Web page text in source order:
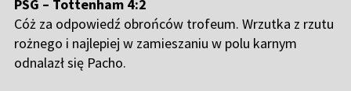
PSG – Tottenham 4:2
Cóż za odpowiedź obrońców trofeum. Wrzutka z rzutu
rożnego i najlepiej w zamieszaniu w polu karnym
odnalazł się Pacho.